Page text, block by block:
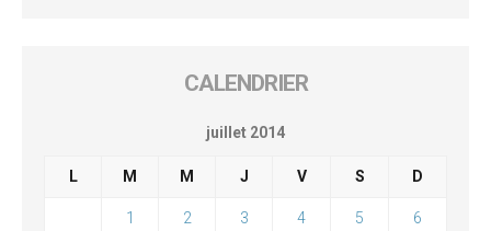
CALENDRIER
juillet 2014
L M M J V S D
1 2 3 4 5 6